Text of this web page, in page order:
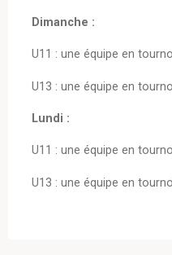
Dimanche :
U11 : une équipe en
U13 : une équipe en
Lundi :
U11 : une équipe en
U13 : une équipe en